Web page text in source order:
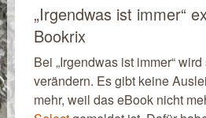
„Irgendwas ist immer“
Bookrix
Bei „Irgendwas ist immer“
verändern. Es gibt keine
mehr, weil das eBook nicht